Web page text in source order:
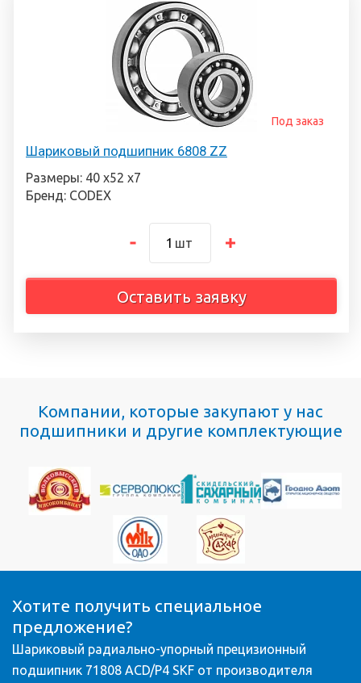
Шариковый подшипник 6808 ZZ
Под заказ
Размеры: 40 х52 х7
Бренд: CODEX
шт
Оставить заявку
Компании, которые закупают у нас
подшипники и другие комплектующие
Хотите получить специальное
предложение?
Шариковый радиально-упорный прецизионный
подшипник 71808 ACD/P4 SKF от производителя